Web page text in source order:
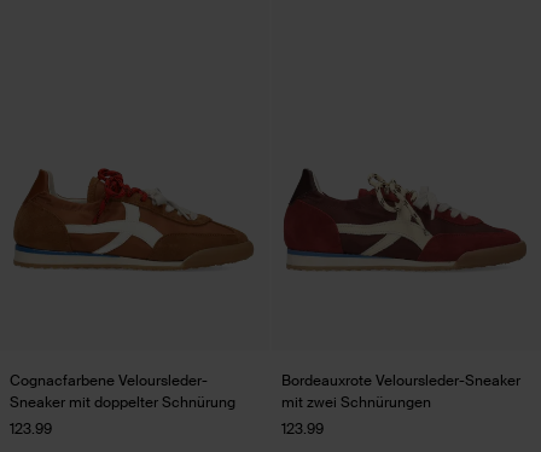
Cognacfarbene Veloursleder-
Sneaker mit doppelter Schnürung
123.99
Bordeauxrote Veloursleder-Sneaker
mit zwei Schnürungen
123.99